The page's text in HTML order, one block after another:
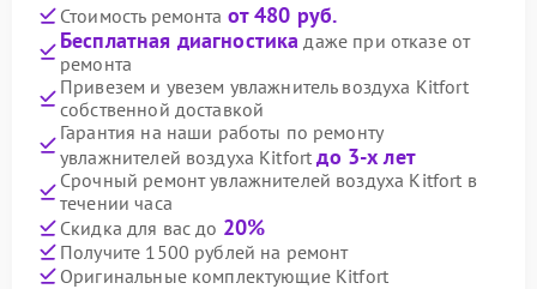
Стоимость ремонта от 480 руб.
Бесплатная диагностика даже при отказе от
ремонта
Привезем и увезем увлажнитель воздуха Kitfort
собственной доставкой
Гарантия на наши работы по ремонту
увлажнителей воздуха Kitfortдо 3-х лет
Срочный ремонт увлажнителей воздуха Kitfort в
течении часа
Скидка для вас до 20%
Получите 1500 рублей на ремонт
Оригинальные комплектующие Kitfort